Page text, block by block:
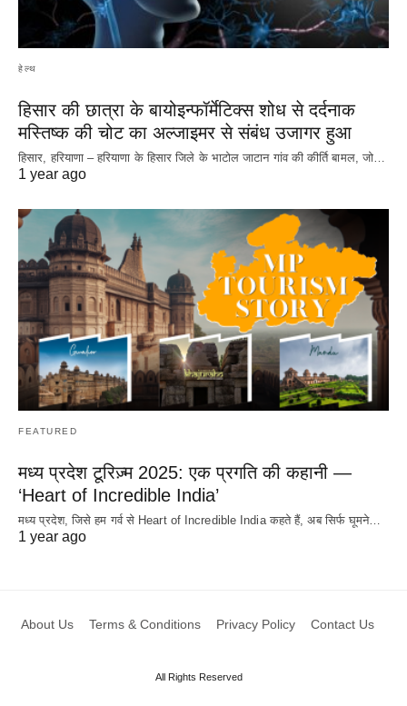
हेल्थ
हिसार की छात्रा के बायोइन्फॉर्मेटिक्स शोध से दर्दनाक
मस्तिष्क की चोट का अल्जाइमर से संबंध उजागर हुआ
हिसार, हरियाणा – हरियाणा के हिसार जिले के भाटोल जाटान गांव की कीर्ति बामल, जो…
1 year ago
FEATURED
मध्य प्रदेश टूरिज़्म 2025: एक प्रगति की कहानी —
‘Heart of Incredible India’
मध्य प्रदेश, जिसे हम गर्व से Heart of Incredible India कहते हैं, अब सिर्फ घूमने…
1 year ago
About Us Terms & Conditions Privacy Policy Contact Us
All Rights Reserved